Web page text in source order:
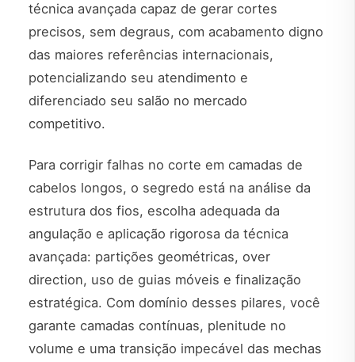
técnica avançada capaz de gerar cortes
precisos, sem degraus, com acabamento digno
das maiores referências internacionais,
potencializando seu atendimento e
diferenciado seu salão no mercado
competitivo.
Para corrigir falhas no corte em camadas de
cabelos longos, o segredo está na análise da
estrutura dos fios, escolha adequada da
angulação e aplicação rigorosa da técnica
avançada: partições geométricas, over
direction, uso de guias móveis e finalização
estratégica. Com domínio desses pilares, você
garante camadas contínuas, plenitude no
volume e uma transição impecável das mechas